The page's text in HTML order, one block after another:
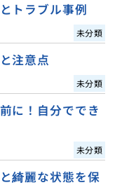
トラブル事例
未分類
注意点
未分類
に！自分ででき
未分類
綺麗な状態を保